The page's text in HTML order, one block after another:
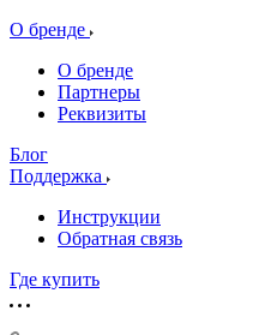
О бренде
О бренде
Партнеры
Реквизиты
Блог
Поддержка
Инструкции
Обратная связь
Где купить